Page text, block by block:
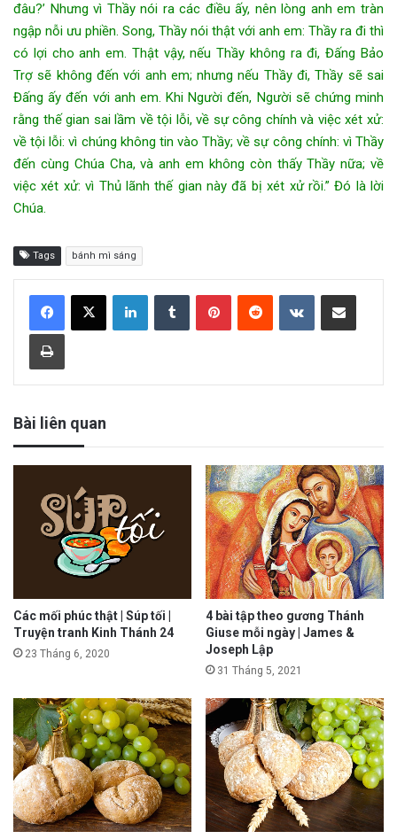
đâu?’ Nhưng vì Thầy nói ra các điều ấy, nên lòng anh em tràn
ngập nỗi ưu phiền. Song, Thầy nói thật với anh em: Thầy ra đi thì
có lợi cho anh em. Thật vậy, nếu Thầy không ra đi, Đấng Bảo
Trợ sẽ không đến với anh em; nhưng nếu Thầy đi, Thầy sẽ sai
Đấng ấy đến với anh em. Khi Người đến, Người sẽ chứng minh
rằng thế gian sai lầm về tội lỗi, về sự công chính và việc xét xử:
về tội lỗi: vì chúng không tin vào Thầy; về sự công chính: vì Thầy
đến cùng Chúa Cha, và anh em không còn thấy Thầy nữa; về
việc xét xử: vì Thủ lãnh thế gian này đã bị xét xử rồi.” Đó là lời
Chúa.
Tags bánh mì sáng
Bài liên quan
Các mối phúc thật | Súp tối |
Truyện tranh Kinh Thánh 24
23 Tháng 6, 2020
4 bài tập theo gương Thánh
Giuse mỗi ngày | James &
Joseph Lập
31 Tháng 5, 2021